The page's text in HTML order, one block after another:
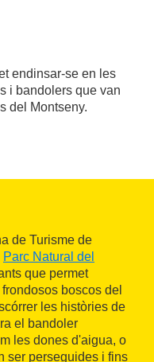
endinsar-se en les
i bandolers que van
del Montseny.
de Turisme de
Parc Natural del
que permet
boscos del
les històries de
el bandoler
les dones d'aigua, o
ser perseguides i fins